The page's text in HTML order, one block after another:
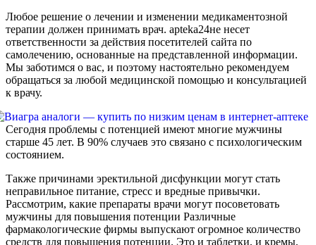
Любое решение о лечении и изменении медикаментозной
терапии должен принимать врач. apteka24не несет
ответственности за действия посетителей сайта по
самолечению, основанные на представленной информации.
Мы заботимся о вас, и поэтому настоятельно рекомендуем
обращаться за любой медицинской помощью и консультацией
к врачу.
Сегодня проблемы с потенцией имеют многие мужчины
старше 45 лет. В 90% случаев это связано с психологическим
состоянием.
Также причинами эректильной дисфункции могут стать
неправильное питание, стресс и вредные привычки.
Рассмотрим, какие препараты врачи могут посоветовать
мужчины для повышения потенции Различные
фармакологические фирмы выпускают огромное количество
средств для повышения потенции. Это и таблетки, и кремы,